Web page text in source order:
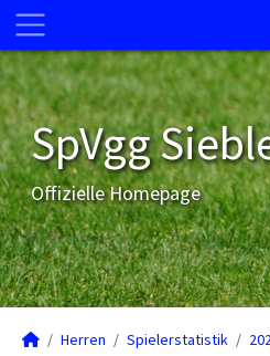
SpVgg
Offizielle Homepage
Herren Spielerstatistik